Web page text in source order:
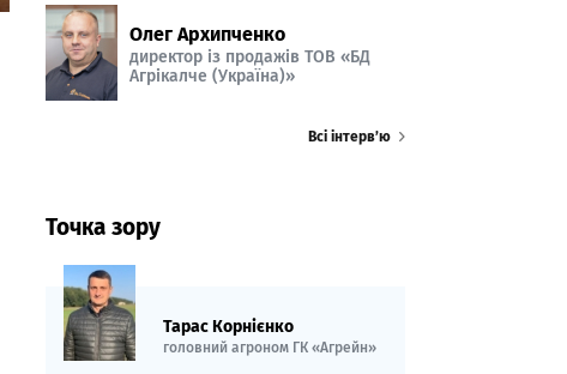
Олег Архипченко
директор із продажів ТОВ «БД
Агрікалче (Україна)»
Всі інтерв’ю
Точка зору
Тарас Корнієнко
головний агроном ГК «Агрейн»